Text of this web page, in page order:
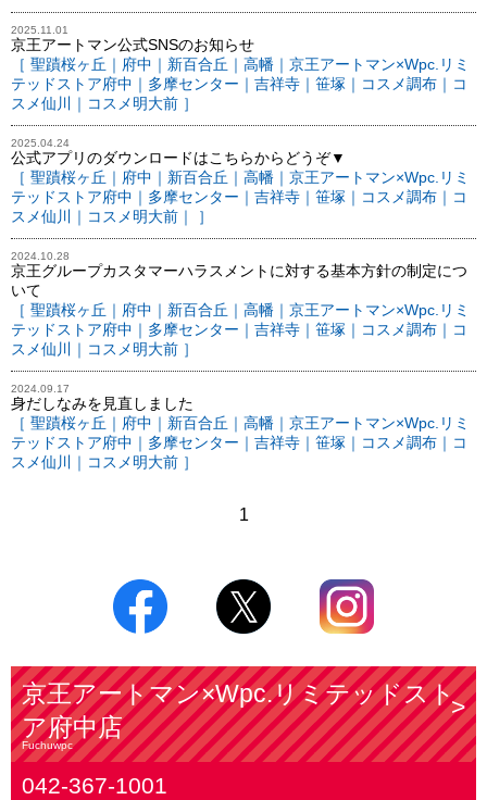
2025.11.01
京王アートマン公式SNSのお知らせ
［ 聖蹟桜ヶ丘｜府中｜新百合丘｜高幡｜京王アートマン×Wpc.リミ
テッドストア府中｜多摩センター｜吉祥寺｜笹塚｜コスメ調布｜コ
スメ仙川｜コスメ明大前 ］
2025.04.24
公式アプリのダウンロードはこちらからどうぞ▼
［ 聖蹟桜ヶ丘｜府中｜新百合丘｜高幡｜京王アートマン×Wpc.リミ
テッドストア府中｜多摩センター｜吉祥寺｜笹塚｜コスメ調布｜コ
スメ仙川｜コスメ明大前｜ ］
2024.10.28
京王グループカスタマーハラスメントに対する基本方針の制定につ
いて
［ 聖蹟桜ヶ丘｜府中｜新百合丘｜高幡｜京王アートマン×Wpc.リミ
テッドストア府中｜多摩センター｜吉祥寺｜笹塚｜コスメ調布｜コ
スメ仙川｜コスメ明大前 ］
2024.09.17
身だしなみを見直しました
［ 聖蹟桜ヶ丘｜府中｜新百合丘｜高幡｜京王アートマン×Wpc.リミ
テッドストア府中｜多摩センター｜吉祥寺｜笹塚｜コスメ調布｜コ
スメ仙川｜コスメ明大前 ］
1
京王アートマン×Wpc.リミテッドスト
ア府中店
Fuchuwpc
042-367-1001